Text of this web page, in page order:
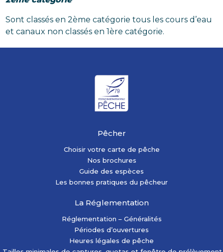
Sont classés en 2ème catégorie tous les cours d’eau
et canaux non classés en 1ère catégorie.
Pêcher
Choisir votre carte de pêche
Nos brochures
Guide des espèces
Les bonnes pratiques du pêcheur
La Réglementation
Réglementation – Généralités
Périodes d’ouvertures
Heures légales de pêche